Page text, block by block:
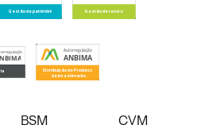
BSM CVM